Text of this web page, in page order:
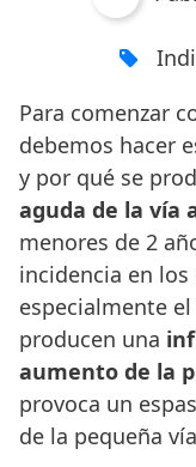
Para comenzar
debemos hacer
y por qué se
aguda de la vía
menores de 2
incidencia en los
especialmente
producen una
aumento de la
provoca un
de la pequeña